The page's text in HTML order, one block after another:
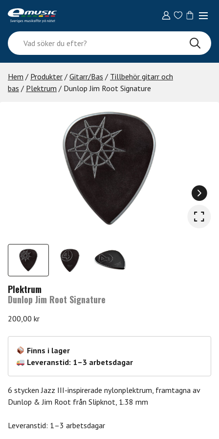
content
Vad
söker
du
efter?
Hem / Produkter / Gitarr/Bas / Tillbehör gitarr och
bas / Plektrum / Dunlop Jim Root Signature
Plektrum
Dunlop Jim Root Signature
200,00 kr
Finns i lager
Leveranstid: 1–3 arbetsdagar
6 stycken Jazz III-inspirerade nylonplektrum, framtagna av
Dunlop & Jim Root från Slipknot, 1.38 mm
Leveranstid: 1–3 arbetsdagar